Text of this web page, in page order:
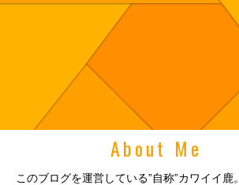
About Me
このブログを運営している”自称”カワイイ鹿。